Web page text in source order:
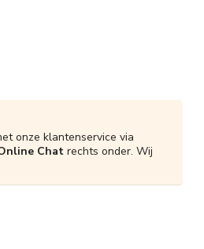
onze klantenservice via
Chat rechts onder. Wij